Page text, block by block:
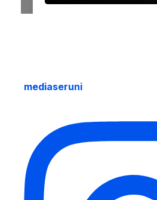
mediaseruni